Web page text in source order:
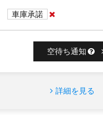
車庫承諾
空待ち通知
詳細を見る